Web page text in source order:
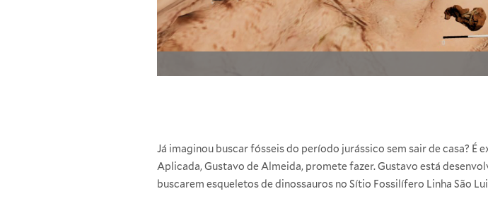
Já imaginou buscar fósseis do período jurássico sem sair de casa?
Aplicada, Gustavo de Almeida, promete fazer. Gustavo está
buscarem esqueletos de dinossauros no Sítio Fossilífero Linha São